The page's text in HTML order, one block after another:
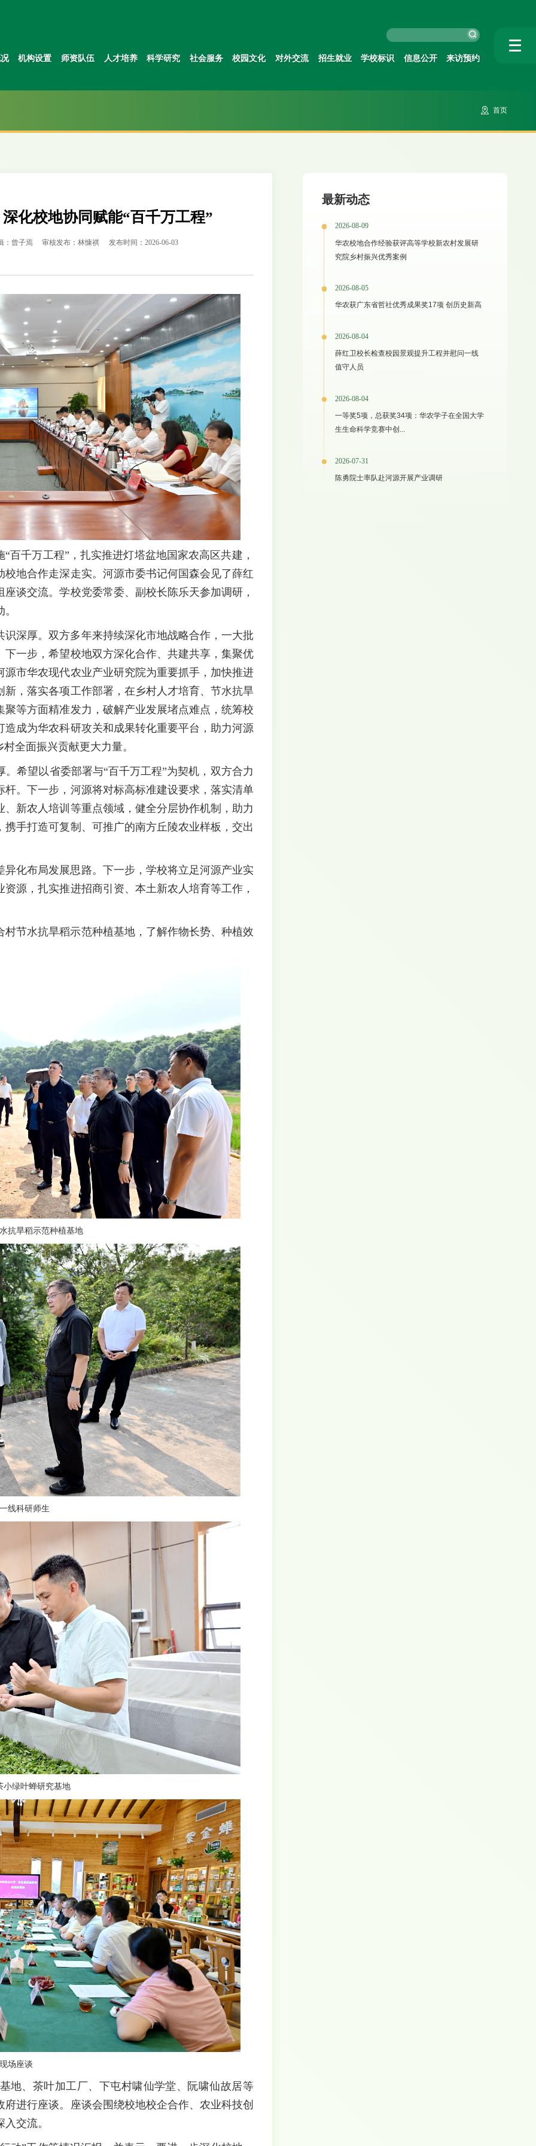
机构设置 师资队伍 人才培养 科学研究 社会服务 校园文化 对外交流 招生就业 学校标识 信息公开 来访预约
首页
化校地协同赋能“百千万工程”
：曾子焉 审核发布：林慷祺 发布时间：2026-06-03
百千万工程”，扎实推进灯塔盆地国家农高区共建，
地合作走深走实。河源市委书记何国森会见了薛红
谈交流。学校党委常委、副校长陈乐天参加调研，
深厚。双方多年来持续深化市地战略合作，一大批
一步，希望校地双方深化合作、共建共享，集聚优
市华农现代农业产业研究院为重要抓手，加快推进
，落实各项工作部署，在乡村人才培育、节水抗旱
等方面精准发力，破解产业发展堵点难点，统筹校
成为华农科研攻关和成果转化重要平台，助力河源
全面振兴贡献更大力量。
希望以省委部署与“百千万工程”为契机，双方合力
。下一步，河源将对标高标准建设要求，落实清单
新农人培训等重点领域，健全分层协作机制，助力
手打造可复制、可推广的南方丘陵农业样板，交出
化布局发展思路。下一步，学校将立足河源产业实
源，扎实推进招商引资、本土新农人培育等工作，
节水抗旱稻示范种植基地，了解作物长势、种植效
抗旱稻示范种植基地
线科研师生
小绿叶蝉研究基地
现场座谈
地、茶叶加工厂、下屯村啸仙学堂、阮啸仙故居等
进行座谈。座谈会围绕校地校企合作、农业科技创
交流。
最新动态
2026-08-09
华农校地合作经验获评高等学校新农村发展研
究院乡村振兴优秀案例
2026-08-05
华农获广东省哲社优秀成果奖17项 创历史新高
2026-08-04
薛红卫校长检查校园景观提升工程并慰问一线
值守人员
2026-08-04
一等奖5项，总获奖34项：华农学子在全国大学
生生命科学竞赛中创...
2026-07-31
陈勇院士率队赴河源开展产业调研